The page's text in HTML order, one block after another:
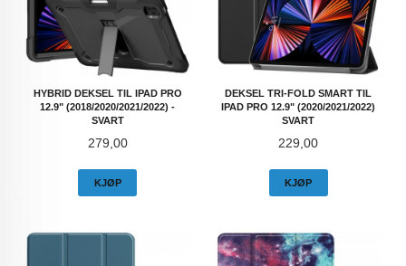
HYBRID DEKSEL TIL IPAD PRO
12.9" (2018/2020/2021/2022) -
SVART
Pris
279,00
KJØP
DEKSEL TRI-FOLD SMART TIL
IPAD PRO 12.9" (2020/2021/2022)
SVART
Pris
229,00
KJØP